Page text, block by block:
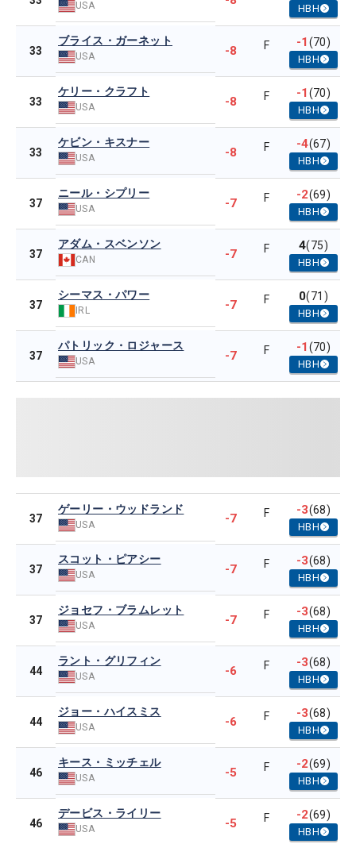
USA HBH
33
ブライス・ガーネット
USA -8 F -1(70)
HBH
33
ケリー・クラフト
USA -8 F -1(70)
HBH
33
ケビン・キスナー
USA -8 F -4(67)
HBH
37
ニール・シプリー
USA -7 F -2(69)
HBH
37
アダム・スベンソン
CAN -7 F 4(75)
HBH
37
シーマス・パワー
IRL -7 F 0(71)
HBH
37
パトリック・ロジャース
USA -7 F -1(70)
HBH
37
ゲーリー・ウッドランド
USA -7 F -3(68)
HBH
37
スコット・ピアシー
USA -7 F -3(68)
HBH
37
ジョセフ・ブラムレット
USA -7 F -3(68)
HBH
44
ラント・グリフィン
USA -6 F -3(68)
HBH
44
ジョー・ハイスミス
USA -6 F -3(68)
HBH
46
キース・ミッチェル
USA -5 F -2(69)
HBH
46
デービス・ライリー
USA -5 F -2(69)
HBH